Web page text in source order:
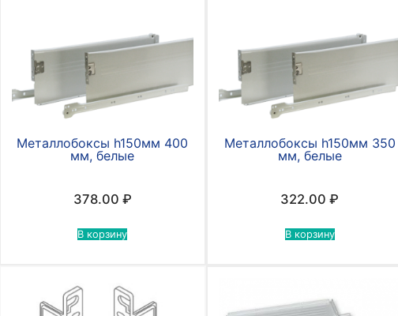
Металлобоксы h150мм 400
мм, белые
378.00 ₽
В корзину
Металлобоксы h150мм 350
мм, белые
322.00₽
В корзину